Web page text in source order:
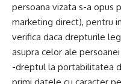
persoana vizata s-a opus
marketing direct), pentru
verifica daca drepturile
asupra celor ale
-dreptul la portabilitatea
primi datele cu caracter